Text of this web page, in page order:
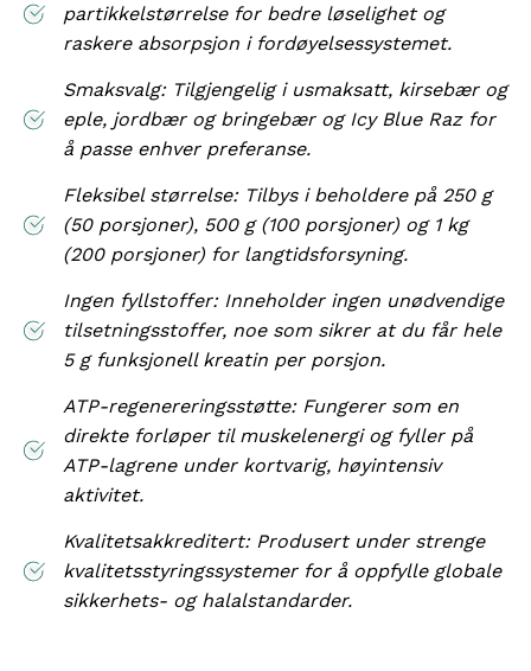
partikkelstørrelse for bedre løselighet og
raskere absorpsjon i fordøyelsessystemet.
Smaksvalg: Tilgjengelig i usmaksatt, kirsebær og
eple, jordbær og bringebær og Icy Blue Raz for
å passe enhver preferanse.
Fleksibel størrelse: Tilbys i beholdere på 250 g
(50 porsjoner), 500 g (100 porsjoner) og 1 kg
(200 porsjoner) for langtidsforsyning.
Ingen fyllstoffer: Inneholder ingen unødvendige
tilsetningsstoffer, noe som sikrer at du får hele
5 g funksjonell kreatin per porsjon.
ATP-regenereringsstøtte: Fungerer som en
direkte forløper til muskelenergi og fyller på
ATP-lagrene under kortvarig, høyintensiv
aktivitet.
Kvalitetsakkreditert: Produsert under strenge
kvalitetsstyringssystemer for å oppfylle globale
sikkerhets- og halalstandarder.